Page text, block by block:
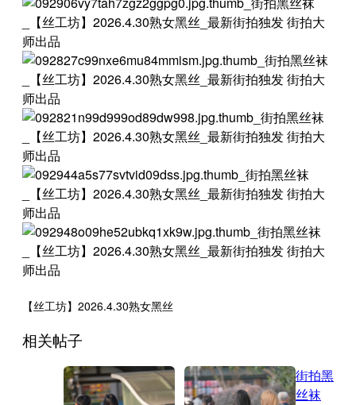
【丝工坊】2026.4.30熟女黑丝
相关帖子
街拍黑
丝袜